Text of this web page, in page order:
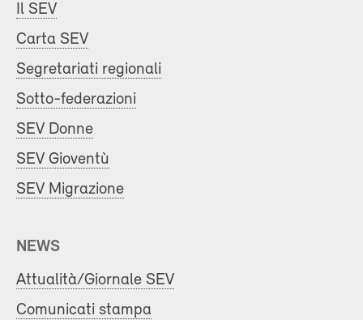
Il SEV
Carta SEV
Segretariati regionali
Sotto-federazioni
SEV Donne
SEV Gioventù
SEV Migrazione
NEWS
Attualità/Giornale SEV
Comunicati stampa